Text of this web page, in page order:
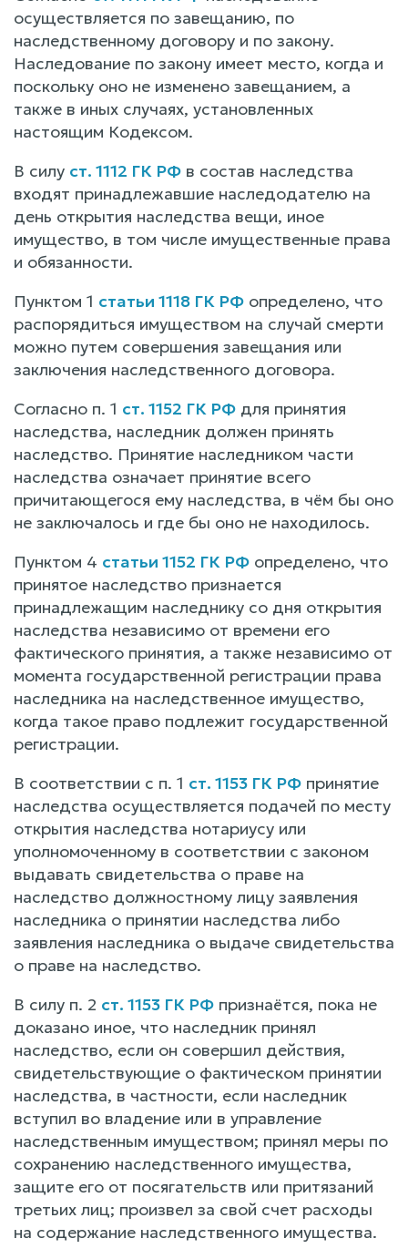
осуществляется по завещанию, по
наследственному договору и по закону.
Наследование по закону имеет место, когда и
поскольку оно не изменено завещанием, а
также в иных случаях, установленных
настоящим Кодексом.
В силу ст. 1112 ГК РФ в состав наследства
входят принадлежавшие наследодателю на
день открытия наследства вещи, иное
имущество, в том числе имущественные права
и обязанности.
Пунктом 1 статьи 1118 ГК РФ определено, что
распорядиться имуществом на случай смерти
можно путем совершения завещания или
заключения наследственного договора.
Согласно п. 1 ст. 1152 ГК РФ для принятия
наследства, наследник должен принять
наследство. Принятие наследником части
наследства означает принятие всего
причитающегося ему наследства, в чём бы оно
не заключалось и где бы оно не находилось.
Пунктом 4 статьи 1152 ГК РФ определено, что
принятое наследство признается
принадлежащим наследнику со дня открытия
наследства независимо от времени его
фактического принятия, а также независимо от
момента государственной регистрации права
наследника на наследственное имущество,
когда такое право подлежит государственной
регистрации.
В соответствии с п. 1 ст. 1153 ГК РФ принятие
наследства осуществляется подачей по месту
открытия наследства нотариусу или
уполномоченному в соответствии с законом
выдавать свидетельства о праве на
наследство должностному лицу заявления
наследника о принятии наследства либо
заявления наследника о выдаче свидетельства
о праве на наследство.
В силу п. 2 ст. 1153 ГК РФ признаётся, пока не
доказано иное, что наследник принял
наследство, если он совершил действия,
свидетельствующие о фактическом принятии
наследства, в частности, если наследник
вступил во владение или в управление
наследственным имуществом; принял меры по
сохранению наследственного имущества,
защите его от посягательств или притязаний
третьих лиц; произвел за свой счет расходы
на содержание наследственного имущества.